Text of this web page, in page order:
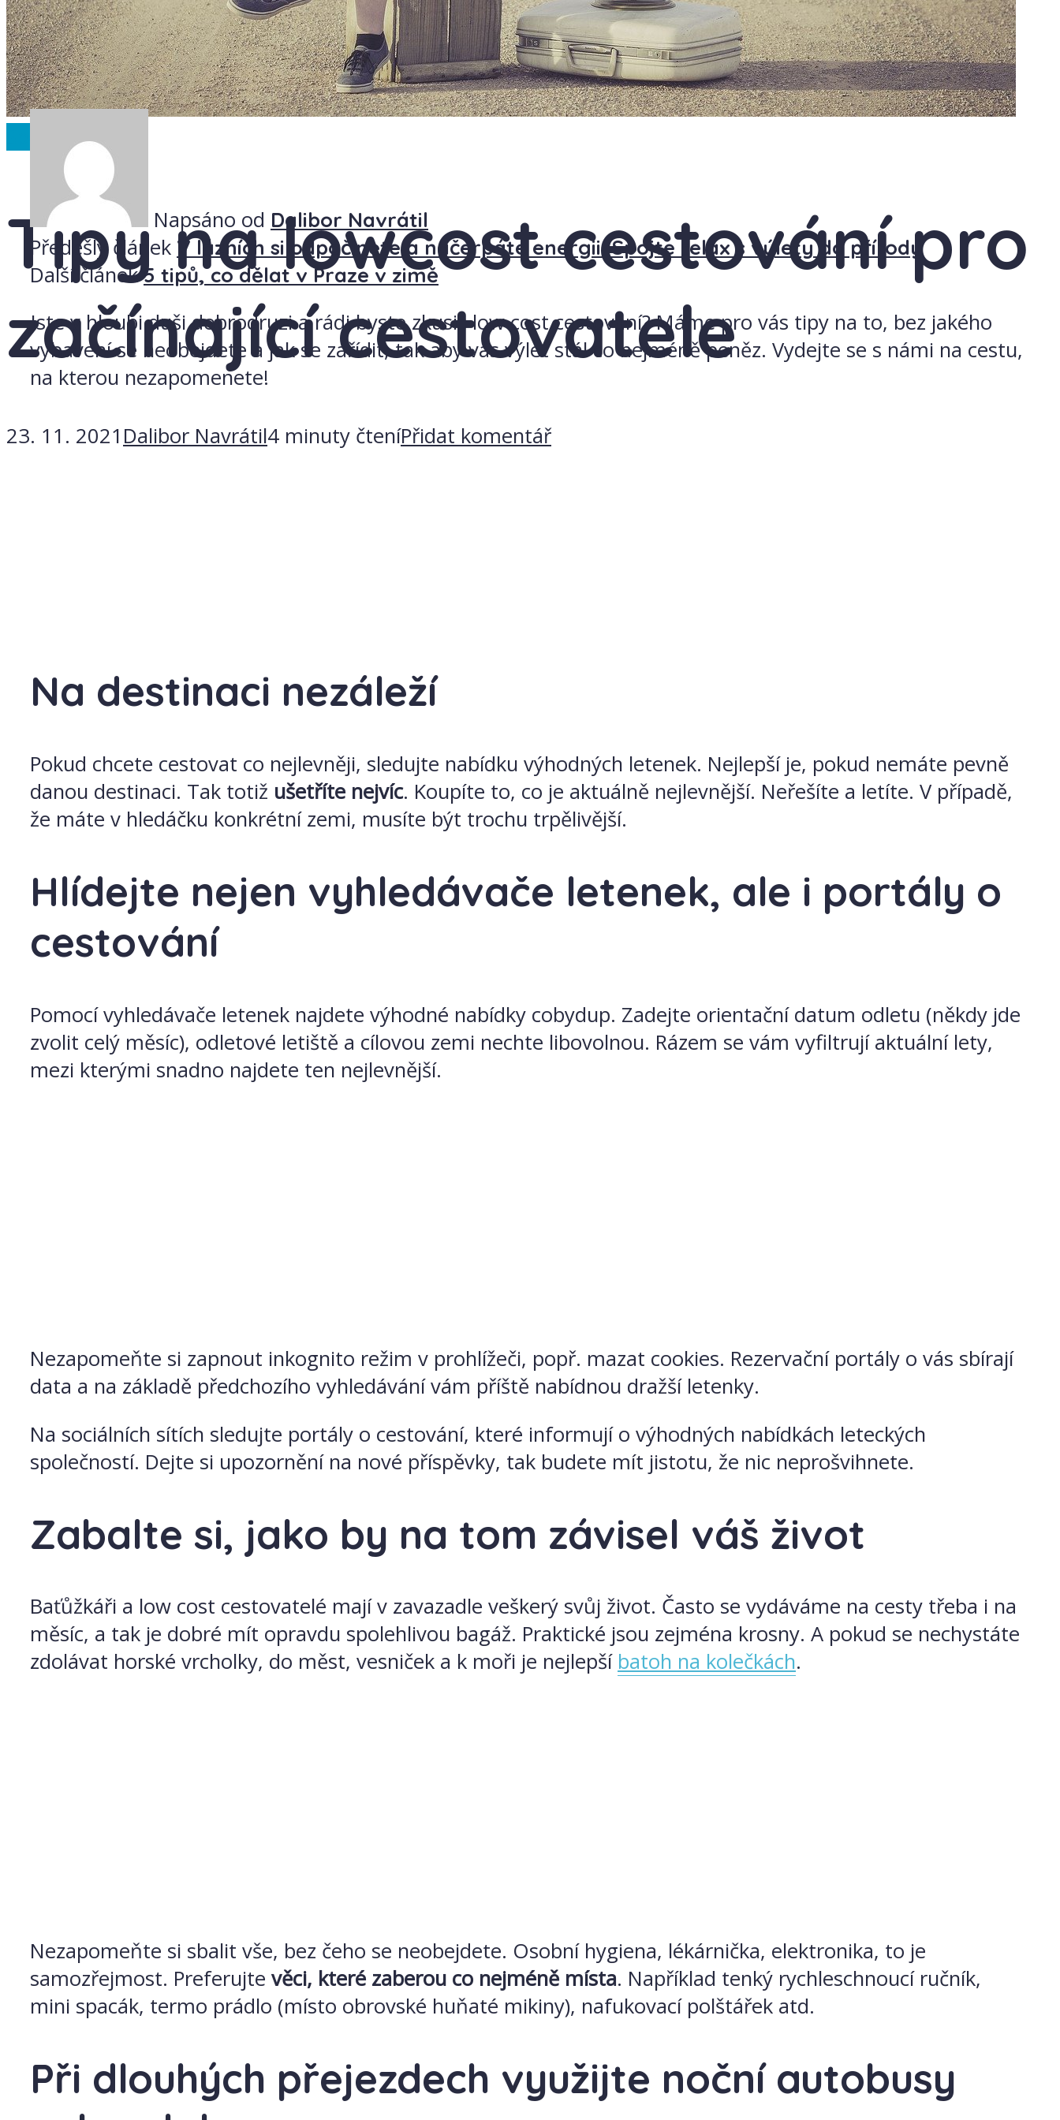
Spolupráce
Tipy na lowcost cestování pro
začínající cestovatele
23. 11. 2021 Dalibor Navrátil4 minuty čteníPřidat komentář
Napsáno od Dalibor Navrátil
Předešlý článek V lázních si odpočinete a načerpáte energii. Spojte relax s výlety do přírody
Další článek 5 tipů, co dělat v Praze v zimě
Jste v hloubi duši dobrodruzi a rádi byste zkusili low cost cestování? Máme pro vás tipy na to, bez jakého
vybavení se neobejdete a jak se zařídit, tak aby vás výlet stál co nejméně peněz. Vydejte se s námi na cestu,
na kterou nezapomenete!
Na destinaci nezáleží
Pokud chcete cestovat co nejlevněji, sledujte nabídku výhodných letenek. Nejlepší je, pokud nemáte pevně
danou destinaci. Tak totiž ušetříte nejvíc. Koupíte to, co je aktuálně nejlevnější. Neřešíte a letíte. V případě,
že máte v hledáčku konkrétní zemi, musíte být trochu trpělivější.
Hlídejte nejen vyhledávače letenek, ale i portály o
cestování
Pomocí vyhledávače letenek najdete výhodné nabídky cobydup. Zadejte orientační datum odletu (někdy jde
zvolit celý měsíc), odletové letiště a cílovou zemi nechte libovolnou. Rázem se vám vyfiltrují aktuální lety,
mezi kterými snadno najdete ten nejlevnější.
Nezapomeňte si zapnout inkognito režim v prohlížeči, popř. mazat cookies. Rezervační portály o vás sbírají
data a na základě předchozího vyhledávání vám příště nabídnou dražší letenky.
Na sociálních sítích sledujte portály o cestování, které informují o výhodných nabídkách leteckých
společností. Dejte si upozornění na nové příspěvky, tak budete mít jistotu, že nic neprošvihnete.
Zabalte si, jako by na tom závisel váš život
Baťůžkáři a low cost cestovatelé mají v zavazadle veškerý svůj život. Často se vydáváme na cesty třeba i na
měsíc, a tak je dobré mít opravdu spolehlivou bagáž. Praktické jsou zejména krosny. A pokud se nechystáte
zdolávat horské vrcholky, do měst, vesniček a k moři je nejlepší batoh na kolečkách.
Nezapomeňte si sbalit vše, bez čeho se neobejdete. Osobní hygiena, lékárnička, elektronika, to je
samozřejmost. Preferujte věci, které zaberou co nejméně místa. Například tenký rychleschnoucí ručník,
mini spacák, termo prádlo (místo obrovské huňaté mikiny), nafukovací polštářek atd.
Při dlouhých přejezdech využijte noční autobusy